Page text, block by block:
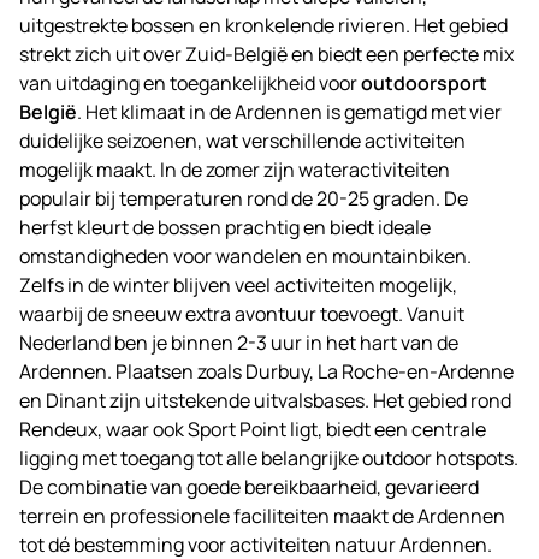
uitgestrekte bossen en kronkelende rivieren. Het gebied
strekt zich uit over Zuid-België en biedt een perfecte mix
van uitdaging en toegankelijkheid vooroutdoorsport
België. Het klimaat in de Ardennen is gematigd met vier
duidelijke seizoenen, wat verschillende activiteiten
mogelijk maakt. In de zomer zijn wateractiviteiten
populair bij temperaturen rond de 20-25 graden. De
herfst kleurt de bossen prachtig en biedt ideale
omstandigheden voor wandelen en mountainbiken.
Zelfs in de winter blijven veel activiteiten mogelijk,
waarbij de sneeuw extra avontuur toevoegt. Vanuit
Nederland ben je binnen 2-3 uur in het hart van de
Ardennen. Plaatsen zoals Durbuy, La Roche-en-Ardenne
en Dinant zijn uitstekende uitvalsbases. Het gebied rond
Rendeux, waar ook Sport Point ligt, biedt een centrale
ligging met toegang tot alle belangrijke outdoor hotspots.
De combinatie van goede bereikbaarheid, gevarieerd
terrein en professionele faciliteiten maakt de Ardennen
tot dé bestemming voor activiteiten natuur Ardennen.